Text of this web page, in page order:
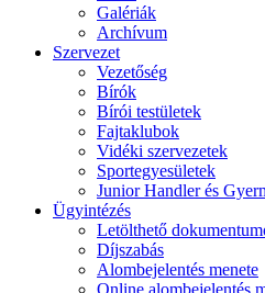
Galériák
Archívum
Szervezet
Vezetőség
Bírók
Bírói testületek
Fajtaklubok
Vidéki szervezetek
Sportegyesületek
Junior Handler és
Ügyintézés
Letölthető
Díjszabás
Alombejelentés menete
Online alombejelentés